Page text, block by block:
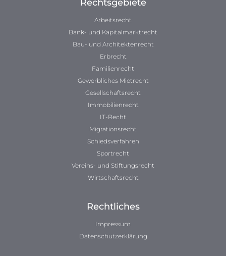
Rechtsgebiete
Arbeitsrecht
Bank- und Kapitalmarktrecht
Bau- und Architektenrecht
Erbrecht
Familienrecht
Gewerbliches Mietrecht
Gesellschaftsrecht
Immobilienrecht
IT-Recht
Migrationsrecht
Schiedsverfahren
Sportrecht
Vereins- und Stiftungsrecht
Wirtschaftsrecht
Rechtliches
Impressum
Datenschutzerklärung